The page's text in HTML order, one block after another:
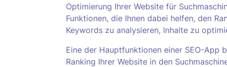
Optimierung Ihrer Website für
Funktionen, die Ihnen dabei helfen, den
Keywords zu analysieren, Inhalte zu
Eine der Hauptfunktionen einer SEO-App
Ranking Ihrer Website in den